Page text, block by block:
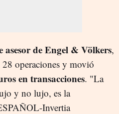
deEngel & Völkers,
operaciones y movió
en transacciones. "La
y no lujo, es la
Invertia